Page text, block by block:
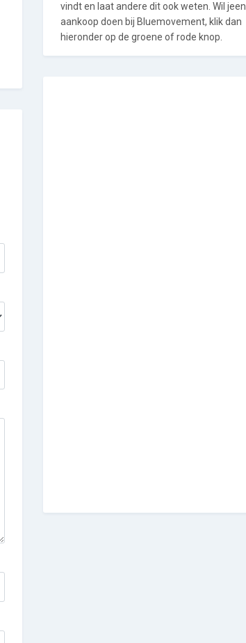
vindt en laat andere dit ook weten. Wil jeen
aankoop doen bij Bluemovement, klik dan
hieronder op de groene of rode knop.